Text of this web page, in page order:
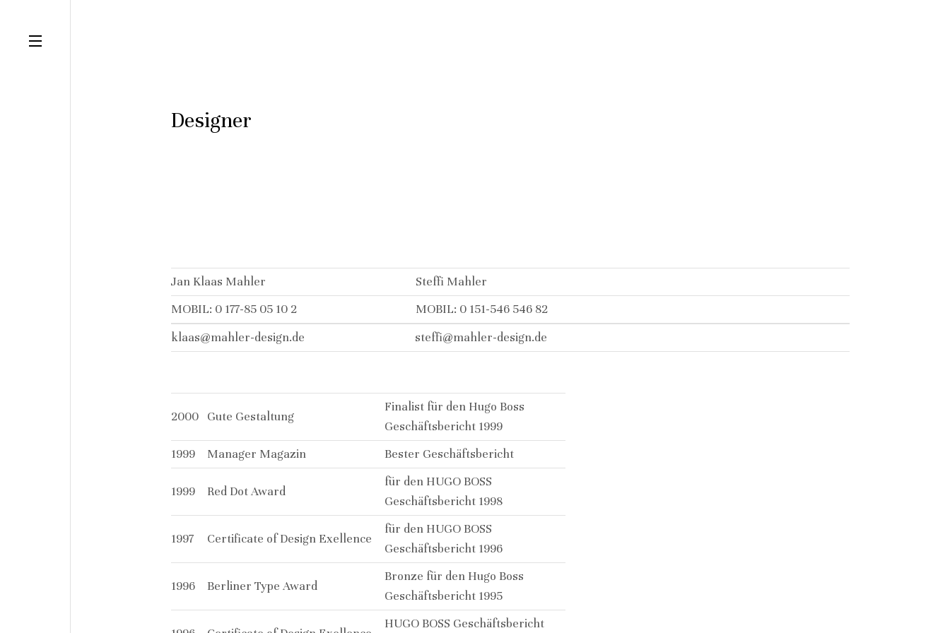
Designer
Jan Klaas Mahler
Steffi Mahler
MOBIL: 0 177-85 05 10 2
MOBIL: 0 151-546 546 82
klaas@mahler-design.de
steffi@mahler-design.de
2000 Gute Gestaltung
Finalist für den Hugo Boss
Geschäftsbericht 1999
1999
Manager Magazin Bester Geschäftsbericht
1999 Red Dot Award
für den HUGO BOSS
Geschäftsbericht 1998
1997 Certificate of Design Exellence
für den HUGO BOSS
Geschäftsbericht 1996
1996 Berliner Type Award
Bronze für den Hugo Boss
Geschäftsbericht 1995
HUGO BOSS Geschäftsbericht